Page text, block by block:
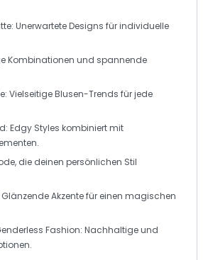
Unerwartete Designs für individuelle
Kombinationen und spannende
Vielseitige Blusen-Trends für jede
Edgy Styles kombiniert mit
die deinen persönlichen Stil
Glänzende Akzente für einen magischen
Fashion: Nachhaltige und